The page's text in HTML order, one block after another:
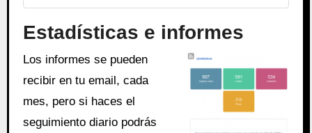
Estadísticas e informes
Los informes se pueden
recibir en tu email, cada
mes, pero si haces el
seguimiento diario podrás